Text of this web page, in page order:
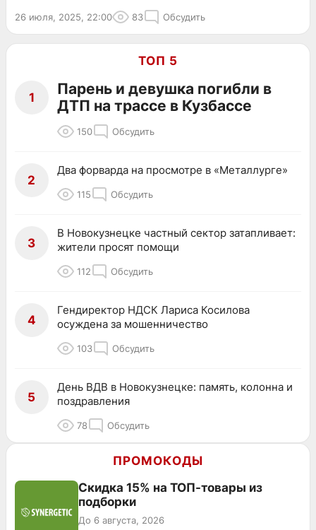
26 июля, 2025, 22:00 83 Обсудить
ТОП 5
1
Парень и девушка погибли в
ДТП на трассе в Кузбассе
150 Обсудить
2
Два форварда на просмотре в «Металлурге»
115 Обсудить
3
В Новокузнецке частный сектор затапливает:
жители просят помощи
112 Обсудить
4
Гендиректор НДСК Лариса Косилова
осуждена за мошенничество
103 Обсудить
5
День ВДВ в Новокузнецке: память, колонна и
поздравления
78 Обсудить
ПРОМОКОДЫ
Скидка 15% на ТОП-товары из
подборки
До 6 августа, 2026